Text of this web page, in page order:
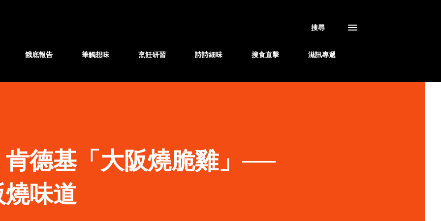
搜尋
餓底報告 筆觸想味 烹飪研習 詩詩細味 搜食直擊 滋訊專遞
德基「大阪燒脆雞」──
味道